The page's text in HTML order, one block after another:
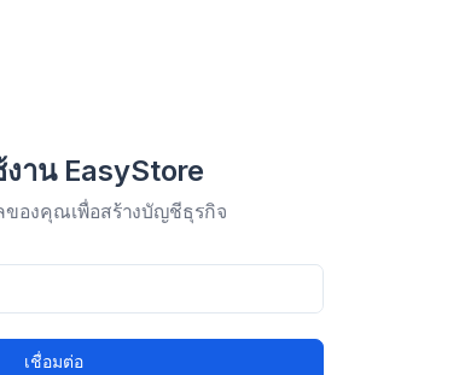
าน EasyStore
ของคุณเพื่อสร้างบัญชีธุรกิจ
เชื่อมต่อ